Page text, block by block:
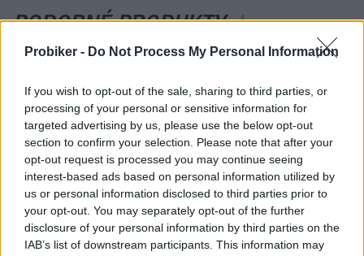
Probiker - Do Not Process My Personal Information
If you wish to opt-out of the sale, sharing to third parties, or
processing of your personal or sensitive information for
targeted advertising by us, please use the below opt-out
section to confirm your selection. Please note that after your
opt-out request is processed you may continue seeing
interest-based ads based on personal information utilized by
us or personal information disclosed to third parties prior to
your opt-out. You may separately opt-out of the further
disclosure of your personal information by third parties on the
IAB’s list of downstream participants. This information may
PODOBNÉ PRODUKTY
KARPOS LAVAREDO ČELENKA ČIERNA